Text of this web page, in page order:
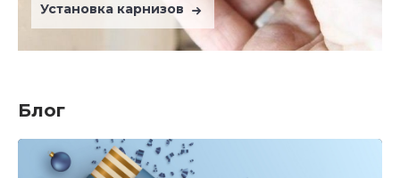
Установка карнизов
Блог